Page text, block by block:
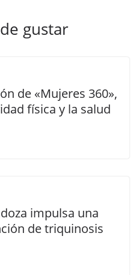
gustar
de «Mujeres 360»,
física y la salud
impulsa una
de triquinosis